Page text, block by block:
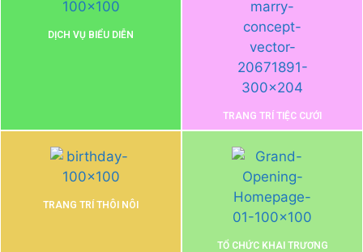
DỊCH VỤ BIỂU DIỄN
TRANG TRÍ TIỆC CƯỚI
TRANG TRÍ THÔI NÔI
TỔ CHỨC KHAI TRƯƠNG